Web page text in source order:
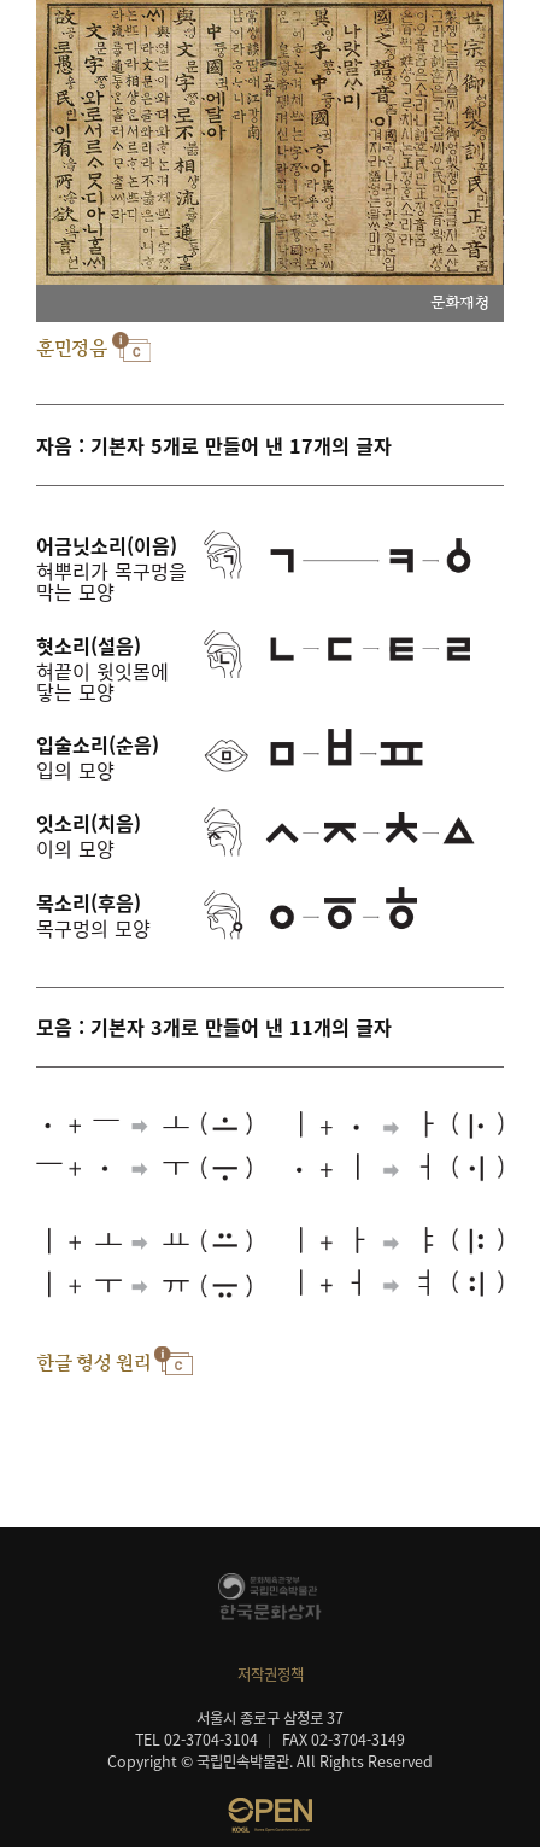
문화재청
훈민정음
자음 : 기본자 5개로 만들어 낸 17개의 글자
어금닛소리(이음)
혀뿌리가 목구멍을
막는 모양
혓소리(설음)
혀끝이 윗잇몸에
닿는 모양
입술소리(순음)
입의 모양
잇소리(치음)
이의 모양
목소리(후음)
목구멍의 모양
모음 : 기본자 3개로 만들어 낸 11개의 글자
한글 형성 원리
저작권정책
서울시 종로구 삼청로 37
TEL 02-3704-3104
FAX 02-3704-3149
Copyright © 국립민속박물관. All Rights Reserved